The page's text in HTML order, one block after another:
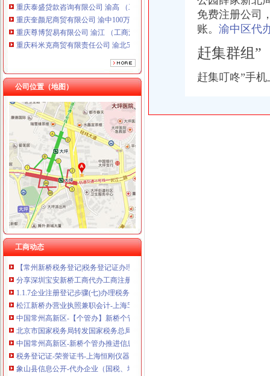
重庆奎颜尼商贸有限公司 渝中100万 （工商注册）
重庆尊博贸易有限公司 渝江 （工商注册）
重庆科米克商贸有限责任公司 渝北50万 （工商注册）
重庆瑾崇进出口贸易有限公司 渝中100万 （进出口权）
重庆斯帕索商贸有限公司 渝中500万 （进出口权）
重庆德谋生产力促进中心有限公司 渝大10万 （工商注册）
成都国科海博信息技术股份有限公司重庆分公司 渝江 （工商注册）
公司位置（地图）
工商动态
新桥办税务登记证
分类广告_新浪新闻
分类广告_资讯频道_凤凰网
高要重点项目（工作）监督况专栏
关于统一换发税务登记证件公告
11月7日广西广西城建咨询有限公司玉林市福绵区新桥联片农村饮水安
【上海新桥税务登记|税务登记证办理|代理税务登记】-上海赶集网
关于统一换发税务登记证件公告
【常州新桥税务登记|税务登记证办理|代理税务登记】-常州赶集网
分享深圳宝安新桥工商代办工商注册流程-兴义之窗
1.1.7企业注册登记步骤(七)办理税务登记-shuo的日志-网易博客
松江新桥办营业执照兼职会计-上海58同城
中国常州高新区-【个管办】新桥个管办对国地税信息进行比对推进信
北京市国家税务局转发国家税务总局关于金融保险业税收政策调整后若
中国常州高新区-新桥个管办推进信息管税工作
税务登记证-荣誉证书-上海恒刚仪器仪表有限公司
象山县信息公开-代办企业（国税、地税）税务登记证
税务登记证如何办理？设立税务登记应提供的证件_搜狐教育_搜狐网
免费注册公司
账。 渝中区代
赶集群组”
赶集叮咚”手